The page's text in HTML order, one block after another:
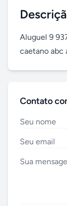
Aluguel 9
caetano abc
Contato